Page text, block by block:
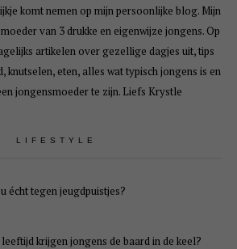
komt nemen op mijn persoonlijke blog. Mijn
van 3 drukke en eigenwijze jongens. Op
artikelen over gezellige dagjes uit, tips
knutselen, eten, alles wat typisch jongens is en
jongensmoeder te zijn. Liefs Krystle
LIFESTYLE
écht tegen jeugdpuistjes?
krijgen jongens de baard in de keel?